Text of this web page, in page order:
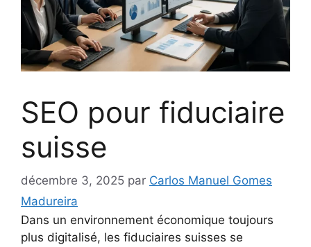
SEO pour fiduciaire
suisse
décembre 3, 2025 par Carlos Manuel Gomes
Madureira
Dans un environnement économique toujours
plus digitalisé, les fiduciaires suisses se